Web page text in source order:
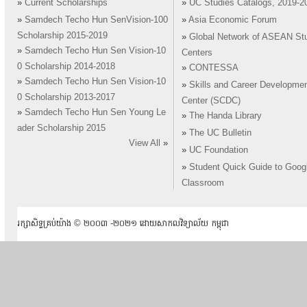
» Current Scholarships
» Samdech Techo Hun SenVision-100
Scholarship 2015-2019
» Samdech Techo Hun Sen Vision-10
0 Scholarship 2014-2018
» Samdech Techo Hun Sen Vision-10
0 Scholarship 2013-2017
» Samdech Techo Hun Sen Young Le
ader Scholarship 2015
View All
»
» UC Studies Catalogs, 2019-
» Asia Economic Forum
» Global Network of ASEAN
Centers
» CONTESSA
» Skills and Career
Center (SCDC)
»
The Handa Library
»
The UC Bulletin
» UC Foundation
» Student Quick Guide to
Classroom
រក្សាសិទ្ធគ្រប់យ៉ាង ​© ២០០៣ -២០២១ ដោយសាកលវិទ្យាល័យ កម្ពុជា